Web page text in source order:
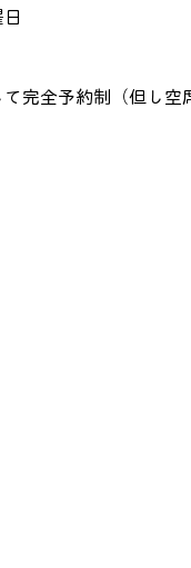
て完全予約制（但し